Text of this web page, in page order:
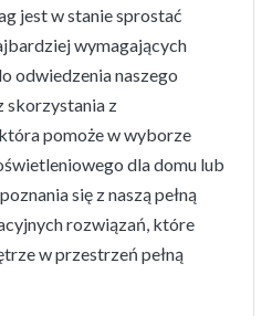
jest w stanie sprostać
wymagających
odwiedzenia naszego
skorzystania z
pomoże w wyborze
dla domu lub
się z naszą pełną
rozwiązań, które
w przestrzeń pełną